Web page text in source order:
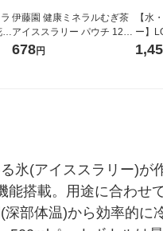
伊藤園 健康ミネラルむぎ茶
アイススラリー パウチ 120g
1セット（3個）
678円
【水
ー】
1箱（
（イ
る氷(アイススラリー)
能搭載。用途に合わせ
深部体温)から効率的に